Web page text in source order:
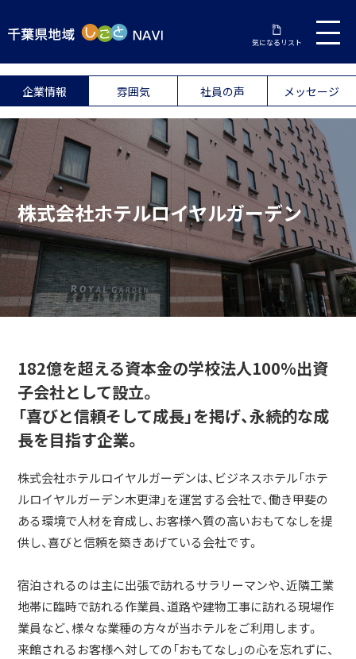
気になるリスト
企業情報 雰囲気 社員の声 メッセージ
株式会社ホテルロイヤルガーデン
182億を超える資本金の学校法人100％出資
子会社として設立。
「喜びと信頼そして成長」を掲げ、永続的な成
長を目指す企業。
株式会社ホテルロイヤルガーデンは、ビジネスホテル「ホテ
ルロイヤルガーデン木更津」を運営する会社で、働き甲斐の
ある環境で人材を育成し、お客様へ質の高いおもてなしを提
供し、喜びと信頼を築きあげている会社です。
宿泊されるのは主に出張で訪れるサラリーマンや、近隣工業
地帯に臨時で訪れる作業員、道路や建物工事に訪れる現場作
業員など、様々な業種の方々が当ホテルをご利用します。
来館されるお客様へ対しての「おもてなし」の心を忘れずに、